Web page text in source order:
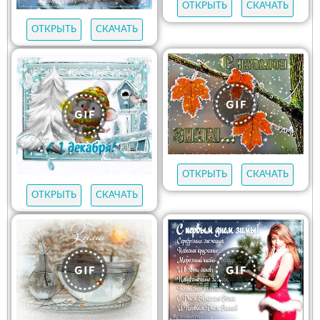
ОТКРЫТЬ СКАЧАТЬ
ОТКРЫТЬ СКАЧАТЬ
ОТКРЫТЬ СКАЧАТЬ
ОТКРЫТЬ СКАЧАТЬ